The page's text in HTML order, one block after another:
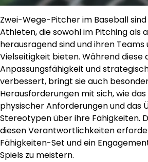
Zwei-Wege-Pitcher im Baseball
Athleten, die sowohl im Pitching als
herausragend sind und ihren
Vielseitigkeit bieten. Während diese
Anpassungsfähigkeit und
verbessert, bringt sie auch
Herausforderungen mit sich, wie
physischer Anforderungen und das
Stereotypen über ihre Fähigkeiten.
diesen Verantwortlichkeiten
Fähigkeiten-Set und ein
Spiels zu meistern.